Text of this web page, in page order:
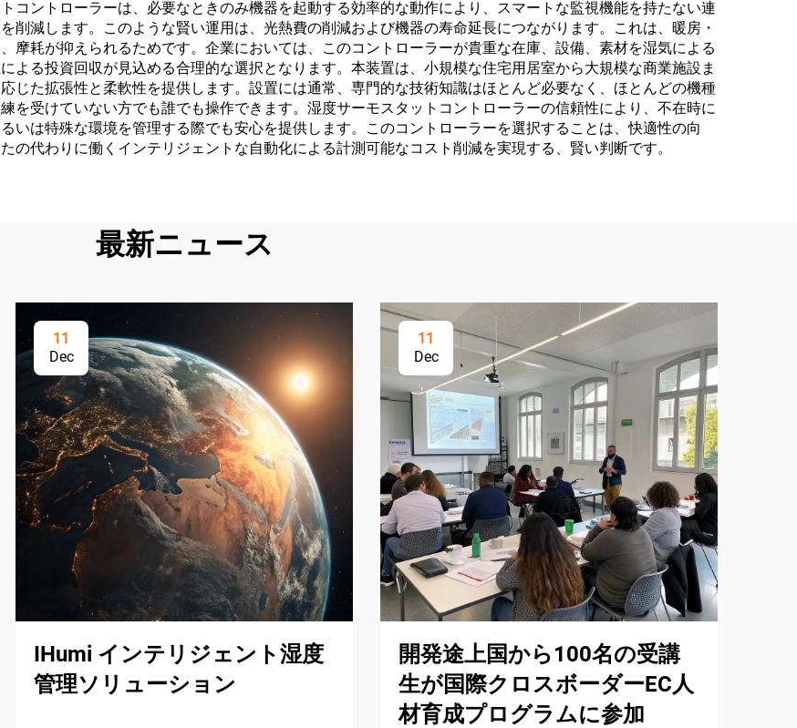
コントローラーは、必要なときのみ機器を起動する効率的な動作により、スマートな監視機能を持たない連
削減します。このような賢い運用は、光熱費の削減および機器の寿命延長につながります。これは、暖房・
摩耗が抑えられるためです。企業においては、このコントローラーが貴重な在庫、設備、素材を湿気による
よる投資回収が見込める合理的な選択となります。本装置は、小規模な住宅用居室から大規模な商業施設ま
じた拡張性と柔軟性を提供します。設置には通常、専門的な技術知識はほとんど必要なく、ほとんどの機種
を受けていない方でも誰でも操作できます。湿度サーモスタットコントローラーの信頼性により、不在時に
いは特殊な環境を管理する際でも安心を提供します。このコントローラーを選択することは、快適性の向
の代わりに働くインテリジェントな自動化による計測可能なコスト削減を実現する、賢い判断です。
最新ニュース
11
Dec
IHumi インテリジェント湿度
管理ソリューション
11
Dec
開発途上国から100名の受講
生が国際クロスボーダーEC人
材育成プログラムに参加